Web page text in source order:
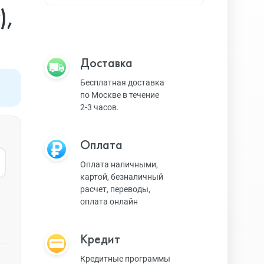
Magic Keyboard
ЗУ и кабели
Игровые консоли
Ремешки для AW
Доставка
Бесплатная доставка
по Москве в течение
2-3 часов.
Оплата
Оплата наличными,
картой, безналичный
расчет, переводы,
оплата онлайн
Кредит
Кредитные программы